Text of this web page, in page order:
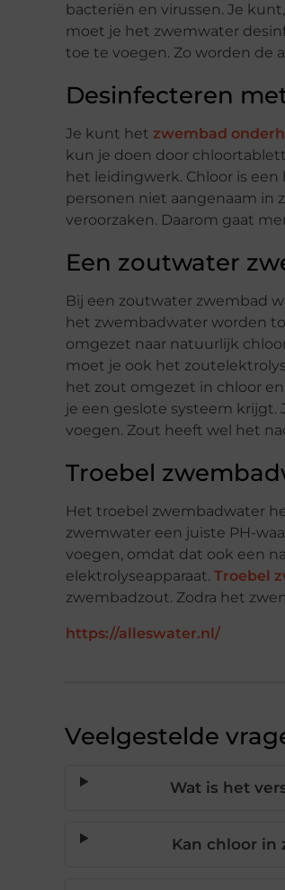
bacteriën en virussen. Je
moet je het zwemwater
toe te voegen. Zo worden de
Desinfecteren
Je kunt het zwembad
kun je doen door
het leidingwerk. Chloor is
personen niet aangenaam in
veroorzaken. Daarom gaat
Een zoutwater
Bij een zoutwater zwembad
het zwembadwater worden
omgezet naar natuurlijk
moet je ook het
het zout omgezet in chloor
je een geslote systeem krijgt.
voegen. Zout heeft wel het
Troebel
Het troebel zwembadwater
zwemwater een juiste PH-
voegen, omdat dat ook een
elektrolyseapparaat. Troebel
zwembadzout. Zodra het
https://alleswater.nl/
Veelgestelde
Wat is het
Kan chloor in